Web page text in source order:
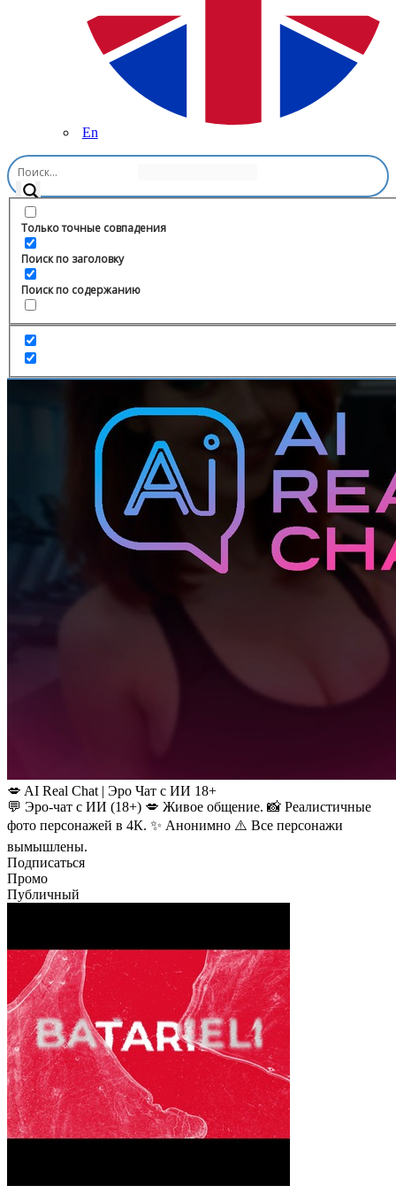
En
Только точные совпадения
Поиск по заголовку
Поиск по содержанию
Главная
💋 AI Real Chat | Эро Чат с ИИ 18+
💬 Эро-чат с ИИ (18+) 💋 Живое общение. 📸 Реалистичные
фото персонажей в 4К. ✨ Анонимно ⚠️ Все персонажи
вымышлены.
Подписаться
Промо
Публичный